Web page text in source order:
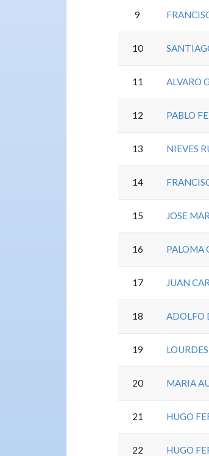
9
10
11 ALVARO
12 PABLO
13 NIEVES
14
15 JOSE
16 PALOMA
17 JUAN
18 ADOLFO
19
20 MARIA
21 HUGO
22 HUGO